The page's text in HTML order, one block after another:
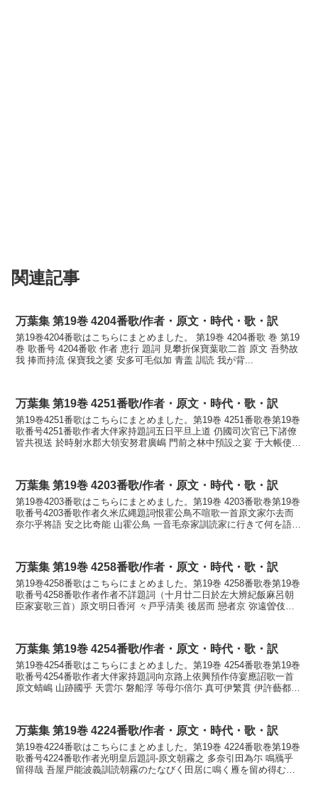
関連記事
万葉集 第19巻 4204番歌/作者・原文・時代・歌・訳
第19巻4204番歌はこちらにまとめました。 第19巻 4204番歌 巻 第19
巻 歌番号 4204番歌 作者 恵行 題詞 見攀折保寶葉歌二首 原文 吾勢故
我 捧而持流 保寶我之婆 安多可毛似加 青盖 訓読 我が背...
万葉集 第19巻 4251番歌/作者・原文・時代・歌・訳
第19巻4251番歌はこちらにまとめました。第19巻 4251番歌巻第19巻
歌番号4251番歌作者大伴家持題詞五日平旦上道 仍國司次官已下諸僚
皆共視送 於時射水郡大領安努君廣嶋 門前之林中預設之宴 于大帳使大
万葉集 第19巻 4203番歌/作者・原文・時代・歌・訳
第19巻4203番歌はこちらにまとめました。第19巻 4203番歌巻第19巻
歌番号4203番歌作者久米広縄題詞恨霍公鳥不喧歌一首原文家尓去而
奈尓乎将語 安之比奇能 山霍公鳥 一音毛奈家訓読家に行きて何を語ら
万葉集 第19巻 4258番歌/作者・原文・時代・歌・訳
第19巻4258番歌はこちらにまとめました。第19巻 4258番歌巻第19巻
歌番号4258番歌作者作者不詳題詞（十月廿二日於左大辨紀飯麻呂朝
臣家宴歌三首）原文明日香河 々戸乎清美 後居而 戀者京 弥遠曽伎奴
万葉集 第19巻 4254番歌/作者・原文・時代・歌・訳
第19巻4254番歌はこちらにまとめました。第19巻 4254番歌巻第19巻
歌番号4254番歌作者大伴家持題詞向京路上依興預作侍宴應詔歌一首
原文蜻嶋 山跡國乎 天雲尓 磐船浮 等母尓倍尓 真可伊繁貫 伊許藝都遣
万葉集 第19巻 4224番歌/作者・原文・時代・歌・訳
第19巻4224番歌はこちらにまとめました。第19巻 4224番歌巻第19巻
歌番号4224番歌作者光明皇后題詞-原文朝霧之 多奈引田為尓 鳴鴈乎
留得哉 吾屋戸能波義訓読朝霧のたなびく田居に鳴く雁を留め得むか